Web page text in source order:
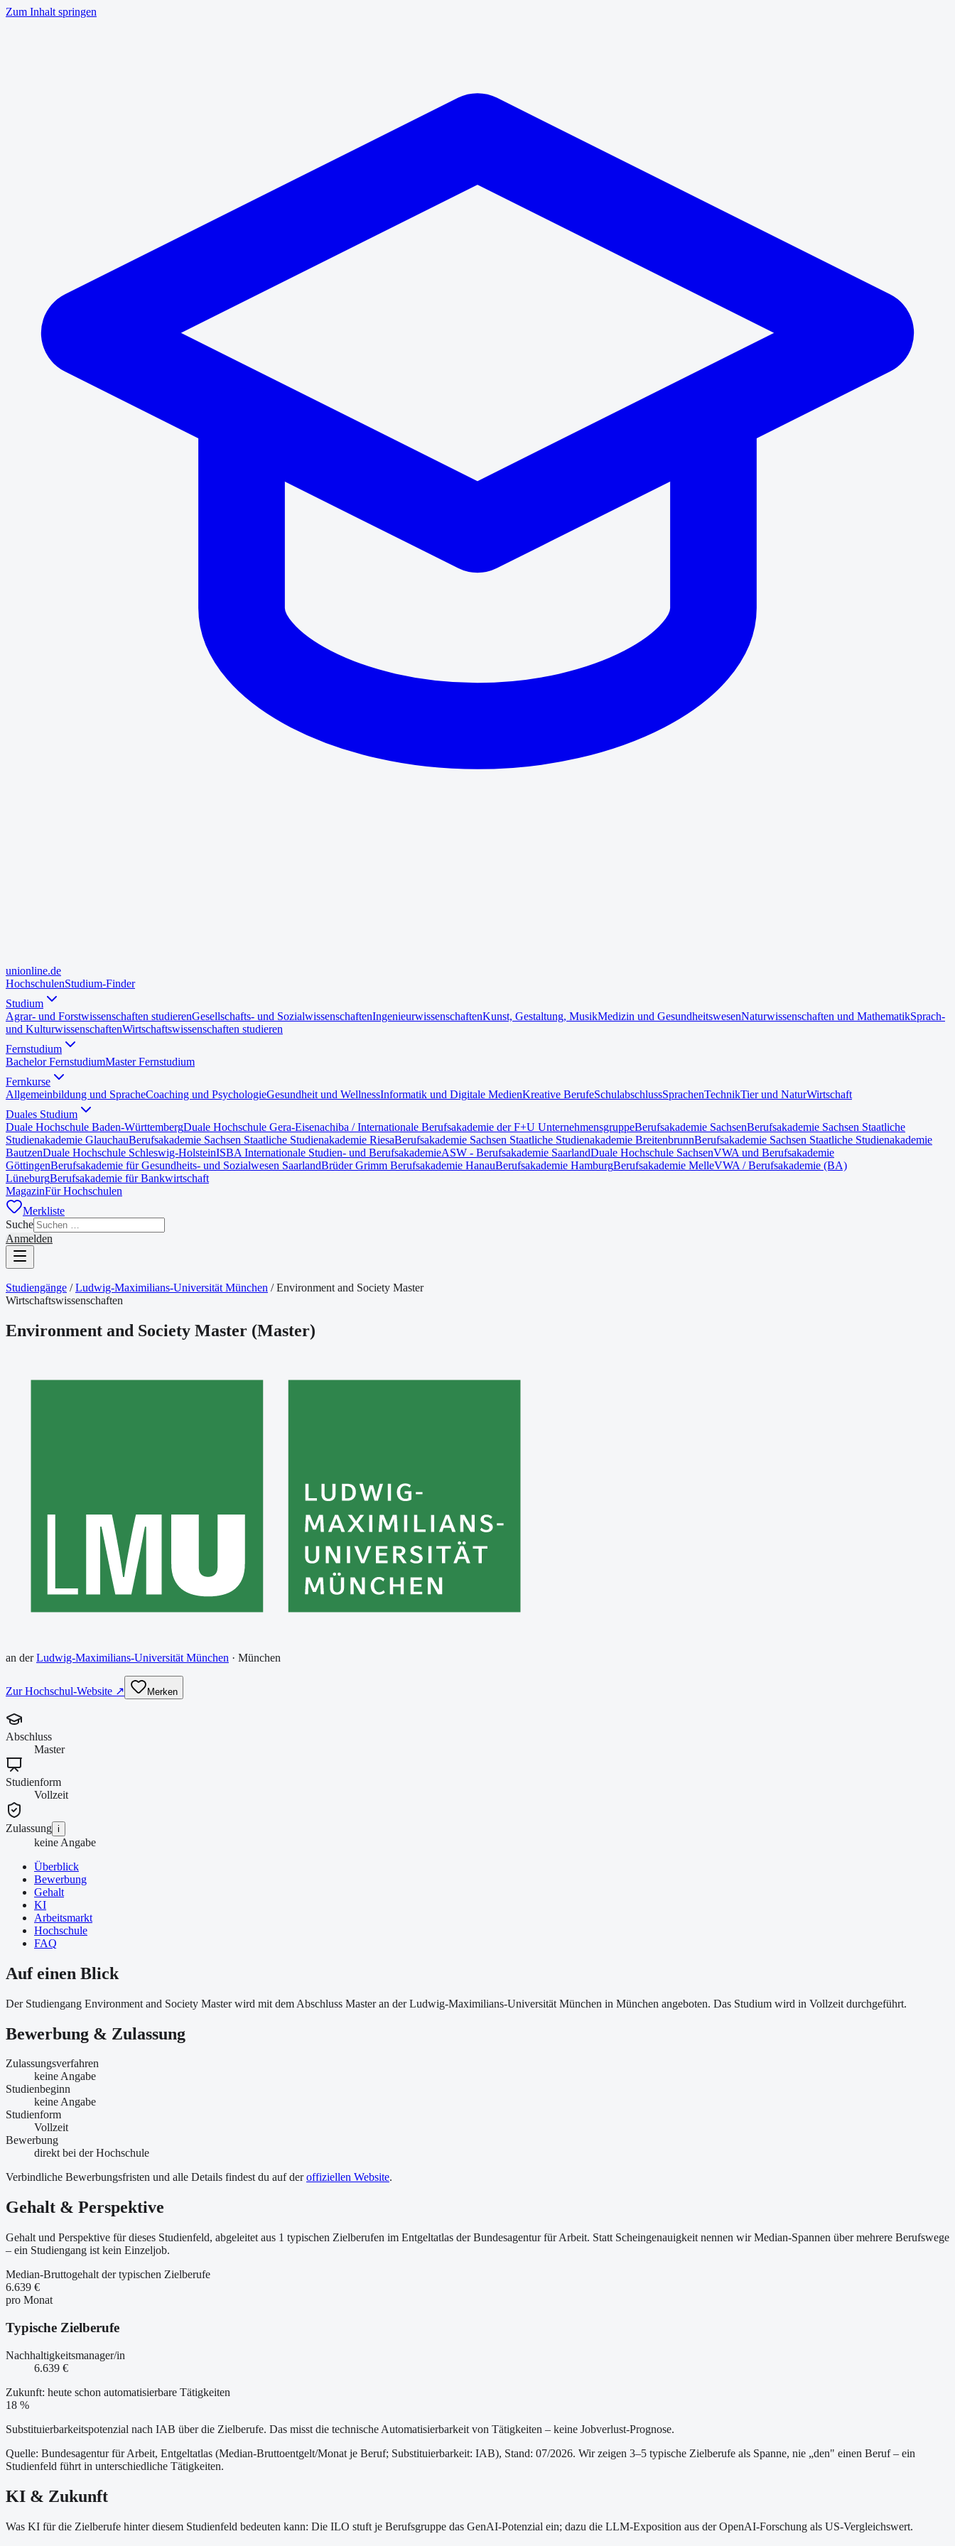
Zum Inhalt springen
unionline.de
HochschulenStudium-Finder
Studium
Agrar- und Forstwissenschaften studierenGesellschafts- und SozialwissenschaftenIngenieurwissenschaftenKunst, Gestaltung, MusikMedizin und GesundheitswesenNaturwissenschaften und MathematikSprach-
und KulturwissenschaftenWirtschaftswissenschaften studieren
Fernstudium
Bachelor FernstudiumMaster Fernstudium
Fernkurse
Allgemeinbildung und SpracheCoaching und PsychologieGesundheit und WellnessInformatik und Digitale MedienKreative BerufeSchulabschlussSprachenTechnikTier und NaturWirtschaft
Duales Studium
Duale Hochschule Baden-WürttembergDuale Hochschule Gera-Eisenachiba / Internationale Berufsakademie der F+U UnternehmensgruppeBerufsakademie SachsenBerufsakademie Sachsen Staatliche
Studienakademie GlauchauBerufsakademie Sachsen Staatliche Studienakademie RiesaBerufsakademie Sachsen Staatliche Studienakademie BreitenbrunnBerufsakademie Sachsen Staatliche Studienakademie
BautzenDuale Hochschule Schleswig-HolsteinISBA Internationale Studien- und BerufsakademieASW - Berufsakademie SaarlandDuale Hochschule SachsenVWA und Berufsakademie
GöttingenBerufsakademie für Gesundheits- und Sozialwesen SaarlandBrüder Grimm Berufsakademie HanauBerufsakademie HamburgBerufsakademie MelleVWA / Berufsakademie (BA)
LüneburgBerufsakademie für Bankwirtschaft
MagazinFür Hochschulen
Merkliste
Suche
Anmelden
Studiengänge / Ludwig-Maximilians-Universität München /Environment and Society Master
Wirtschaftswissenschaften
Environment and Society Master (Master)
an derLudwig-Maximilians-Universität München · München
Zur Hochschul-Website ↗ Merken
Abschluss
Master
Studienform
Vollzeit
Zulassung i
keine Angabe
Überblick
Bewerbung
Gehalt
KI
Arbeitsmarkt
Hochschule
FAQ
Auf einen Blick
Der Studiengang Environment and Society Master wird mit dem Abschluss Master an der Ludwig-Maximilians-Universität München in München angeboten. Das Studium wird in Vollzeit durchgeführt.
Bewerbung & Zulassung
Zulassungsverfahren
keine Angabe
Studienbeginn
keine Angabe
Studienform
Vollzeit
Bewerbung
direkt bei der Hochschule
Verbindliche Bewerbungsfristen und alle Details findest du auf der offiziellen Website.
Gehalt & Perspektive
Gehalt und Perspektive für dieses Studienfeld, abgeleitet aus 1 typischen Zielberufen im Entgeltatlas der Bundesagentur für Arbeit. Statt Scheingenauigkeit nennen wir Median-Spannen über mehrere Berufswege
– ein Studiengang ist kein Einzeljob.
Median-Bruttogehalt der typischen Zielberufe
6.639 €
pro Monat
Typische Zielberufe
Nachhaltigkeitsmanager/in
6.639 €
Zukunft: heute schon automatisierbare Tätigkeiten
18 %
Substituierbarkeitspotenzial nach IAB über die Zielberufe. Das misst die technische Automatisierbarkeit von Tätigkeiten – keine Jobverlust-Prognose.
Quelle: Bundesagentur für Arbeit, Entgeltatlas (Median-Bruttoentgelt/Monat je Beruf; Substituierbarkeit: IAB), Stand: 07/2026. Wir zeigen 3–5 typische Zielberufe als Spanne, nie „den" einen Beruf – ein
Studienfeld führt in unterschiedliche Tätigkeiten.
KI & Zukunft
Was KI für die Zielberufe hinter diesem Studienfeld bedeuten kann: Die ILO stuft je Berufsgruppe das GenAI-Potenzial ein; dazu die LLM-Exposition aus der OpenAI-Forschung als US-Vergleichswert.